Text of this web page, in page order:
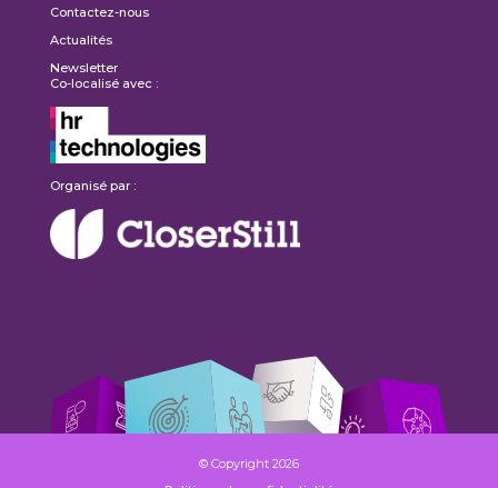
Contactez-nous
Actualités
Newsletter
Co-localisé avec :
Organisé par :
© Copyright 2026